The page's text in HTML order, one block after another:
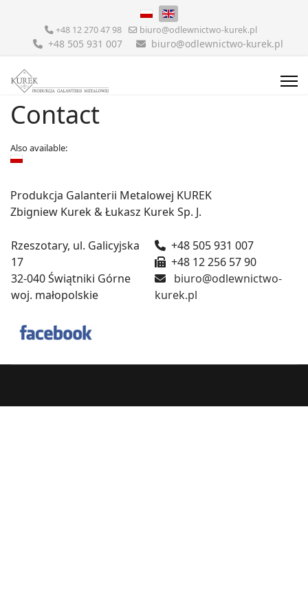
Select your language
+48 12 270 47 98 biuro@odlewnictwo-kurek.pl
+48 505 931 007 biuro@odlewnictwo-kurek.pl
Contact
Also available:
Produkcja Galanterii Metalowej KUREK
Zbigniew Kurek & Łukasz Kurek Sp. J.
Rzeszotary, ul. Galicyjska
17
32-040 Świątniki Górne
woj. małopolskie
+48 505 931 007
+48 12 256 57 90
biuro@odlewnictwo-
kurek.pl